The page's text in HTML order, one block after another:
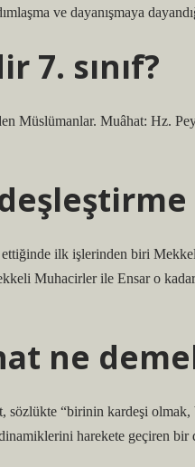
ve dayanışmaya
7. sınıf?
Müslümanlar. Muâhat: Hz.
ilk işlerinden biri
Muhacirler ile Ensar o
ne
sözlükte “birinin kardeşi
harekete geçiren bir